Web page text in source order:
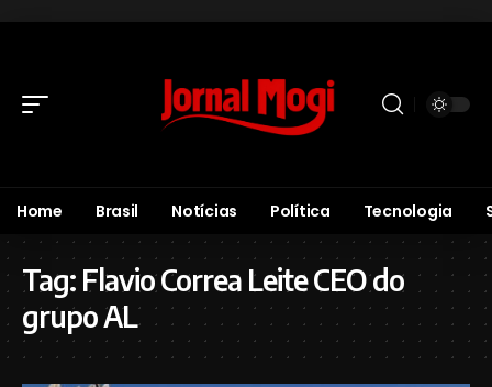
Home Brasil Notícias Política Tecnologia
Tag: Flavio Correa Leite CEO do
grupo AL